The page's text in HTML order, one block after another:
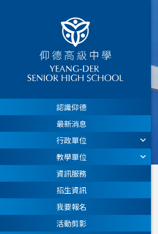
認識仰德
最新消息
行政單位
教學單位
資訊服務
招生資訊
我要報名
活動剪影